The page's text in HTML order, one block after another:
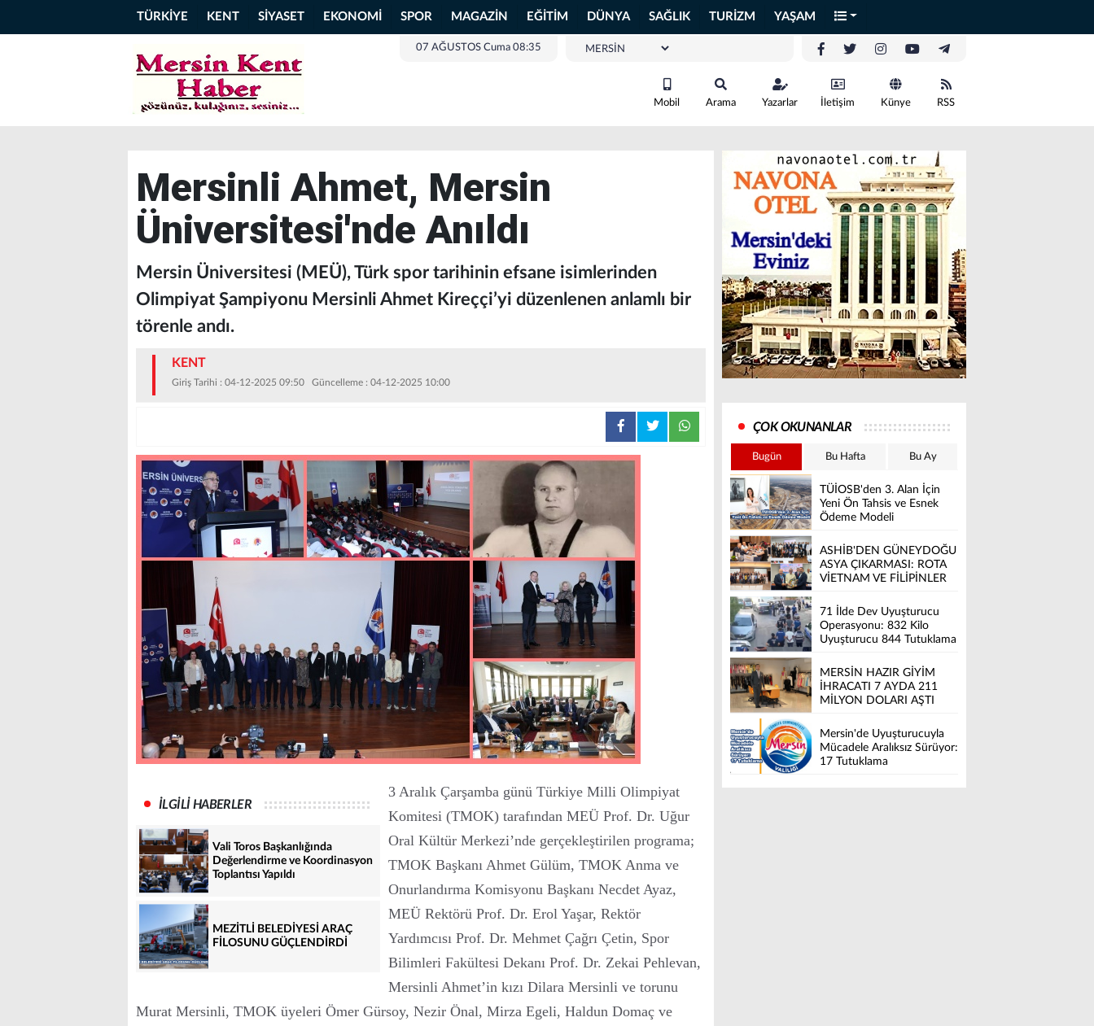
TÜRKİYE KENT SİYASET EKONOMİ SPOR MAGAZİN EĞİTİM DÜNYA SAĞLIK TURİZM YAŞAM
07 AĞUSTOS Cuma 08:35
Mobil Arama Yazarlar İletişim Künye RSS
Mersinli Ahmet, Mersin
Üniversitesi'nde Anıldı
Mersin Üniversitesi (MEÜ), Türk spor tarihinin efsane isimlerinden
Olimpiyat Şampiyonu Mersinli Ahmet Kireççi’yi düzenlenen anlamlı bir
törenle andı.
KENT
Giriş Tarihi : 04-12-2025 09:50 Güncelleme : 04-12-2025 10:00
İLGİLİ HABERLER
Vali Toros Başkanlığında
Değerlendirme ve Koordinasyon
Toplantısı Yapıldı
MEZİTLİ BELEDİYESİ ARAÇ
FİLOSUNU GÜÇLENDİRDİ
3 Aralık Çarşamba günü Türkiye Milli Olimpiyat
Komitesi (TMOK) tarafından MEÜ Prof. Dr. Uğur
Oral Kültür Merkezi’nde gerçekleştirilen programa;
TMOK Başkanı Ahmet Gülüm, TMOK Anma ve
Onurlandırma Komisyonu Başkanı Necdet Ayaz,
MEÜ Rektörü Prof. Dr. Erol Yaşar, Rektör
Yardımcısı Prof. Dr. Mehmet Çağrı Çetin, Spor
Bilimleri Fakültesi Dekanı Prof. Dr. Zekai Pehlevan,
Mersinli Ahmet’in kızı Dilara Mersinli ve torunu
Murat Mersinli, TMOK üyeleri Ömer Gürsoy, Nezir Önal, Mirza Egeli, Haldun Domaç ve
ÇOK OKUNANLAR
Bugün Bu Hafta Bu Ay
TÜİOSB'den 3. Alan İçin
Yeni Ön Tahsis ve Esnek
Ödeme Modeli
ASHİB'DEN GÜNEYDOĞU
ASYA ÇIKARMASI: ROTA
VİETNAM VE FİLİPİNLER
71 İlde Dev Uyuşturucu
Operasyonu: 832 Kilo
Uyuşturucu 844 Tutuklama
MERSİN HAZIR GİYİM
İHRACATI 7 AYDA 211
MİLYON DOLARI AŞTI
Mersin'de Uyuşturucuyla
Mücadele Aralıksız Sürüyor:
17 Tutuklama